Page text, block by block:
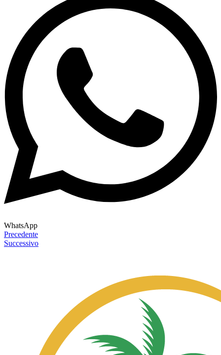
WhatsApp
Precedente
Successivo